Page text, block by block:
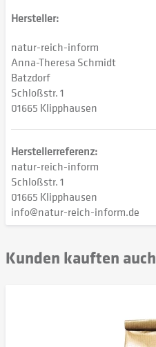
Hersteller:
natur-reich-inform
Anna-Theresa Schmidt
Batzdorf
Schloßstr. 1
01665 Klipphausen
Herstellerreferenz:
natur-reich-inform
Schloßstr. 1
01665 Klipphausen
info@natur-reich-inform.de
Kunden kauften auch